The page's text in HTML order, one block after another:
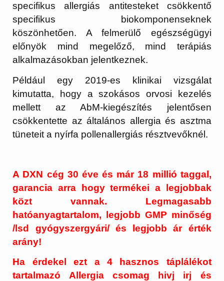
specifikus allergiás antitesteket csökkentő
specifikus biokomponenseknek
köszönhetően. A felmerülő egészségügyi
előnyök mind megelőző, mind terápiás
alkalmazásokban jelentkeznek.
Például egy 2019-es klinikai vizsgálat
kimutatta, hogy a szokásos orvosi kezelés
mellett az AbM-kiegészítés jelentősen
csökkentette az általános allergia és asztma
tüneteit a nyírfa pollenallergiás résztvevőknél.
A DXN cég 30 éve és már 18 millió taggal,
garancia arra hogy termékei a legjobbak
közt vannak. Legmagasabb
hatóanyagtartalom, legjobb GMP minőség
/lsd gyógyszergyári/ és legjobb ár érték
arány!
Ha érdekel ezt a 4 hasznos táplálékot
tartalmazó Allergia csomag hivj irj és